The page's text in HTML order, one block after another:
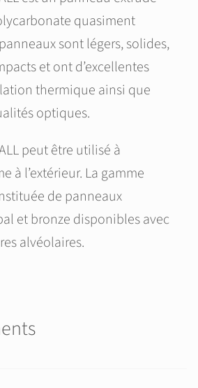
quasiment
sont légers, solides,
et ont d’excellentes
thermique ainsi que
optiques.
peut être utilisé à
à l’extérieur. La gamme
de panneaux
et bronze disponibles avec
alvéolaires.